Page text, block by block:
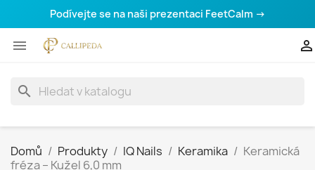
Podívejte se na naši prezentaci FeetCalm →
 
search
Domů Produkty IQ Nails Keramika
Keramická
fréza – Kužel 6,0 mm